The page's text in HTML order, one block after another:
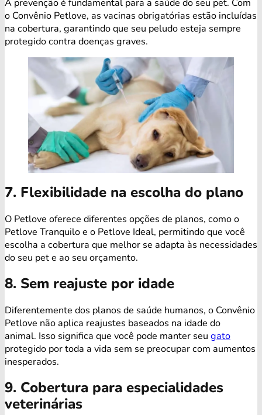
A prevenção é fundamental para a saúde do seu pet. Com
o Convênio Petlove, as vacinas obrigatórias estão incluídas
na cobertura, garantindo que seu peludo esteja sempre
protegido contra doenças graves.
7. Flexibilidade na escolha do plano
O Petlove oferece diferentes opções de planos, como o
Petlove Tranquilo e o Petlove Ideal, permitindo que você
escolha a cobertura que melhor se adapta às necessidades
do seu pet e ao seu orçamento.
8. Sem reajuste por idade
Diferentemente dos planos de saúde humanos, o Convênio
Petlove não aplica reajustes baseados na idade do
animal. Isso significa que você pode manter seu gato
protegido por toda a vida sem se preocupar com aumentos
inesperados.
9. Cobertura para especialidades
veterinárias